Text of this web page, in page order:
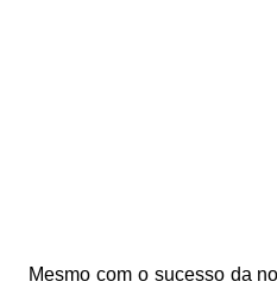
Mesmo com o sucesso da